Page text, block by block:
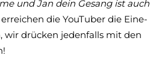
und Jan dein Gesang ist auch
die YouTuber die Eine-
wir drücken jedenfalls mit den